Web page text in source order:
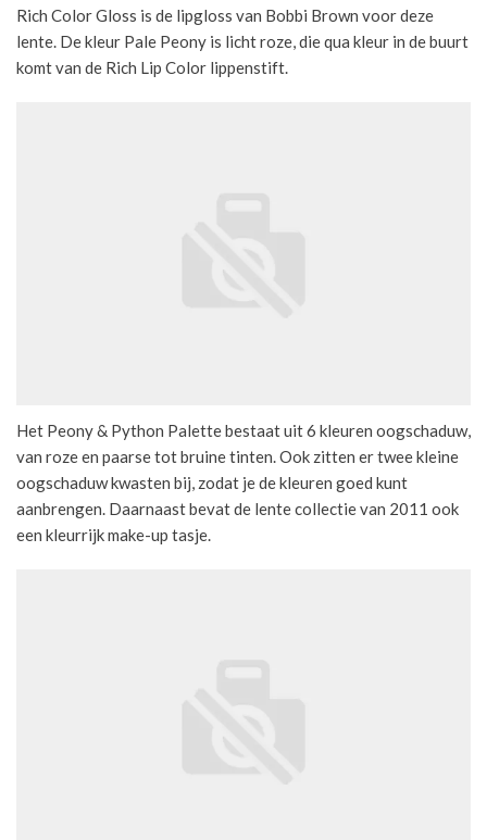
Rich Color Gloss is de lipgloss van Bobbi Brown voor deze
lente. De kleur Pale Peony is licht roze, die qua kleur in de buurt
komt van de Rich Lip Color lippenstift.
Het Peony & Python Palette bestaat uit 6 kleuren oogschaduw,
van roze en paarse tot bruine tinten. Ook zitten er twee kleine
oogschaduw kwasten bij, zodat je de kleuren goed kunt
aanbrengen. Daarnaast bevat de lente collectie van 2011 ook
een kleurrijk make-up tasje.